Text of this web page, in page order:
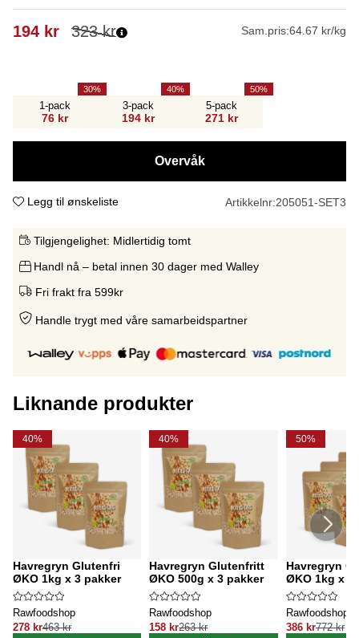
323kr
194 kr Sam.pris:64.67 kr/kg
1-pack
76 kr
30
3-pack
194 kr
40
5-pack
271 kr
50
Overvåk
Legg til ønskeliste Artikkelnr:205051-SET3
Tilgjengelighet: Midlertidig tomt
Handl nå – betal innen 30 dager med Walley
Fri frakt fra 599kr
Handle trygt med våre samarbeidspartner
Liknande produkter
40%
Havregryn Glutenfri
ØKO 1kg x 3 pakker
Rawfoodshop
278 kr463 kr
40%
Havregryn Glutenfritt
ØKO 500g x 3 pakker
Rawfoodshop
158 kr263 kr
50%
Havregryn
ØKO 1kg x 5
Rawfoodshop
386 kr772 kr